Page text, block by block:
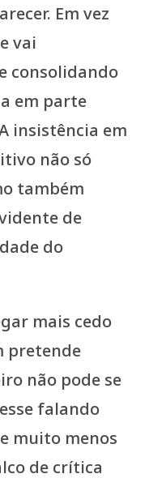
Em vez
vai
consolidando
em parte
insistência em
não só
também
de
do
mais cedo
pretende
não pode se
falando
muito menos
de crítica